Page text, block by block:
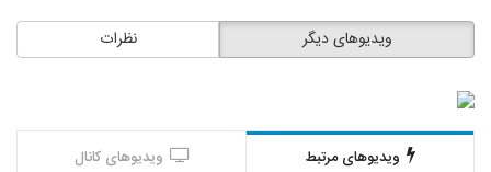
نظرات ویدیوهای دیگر
ویدیوهای مرتبط ویدیوهای کانال